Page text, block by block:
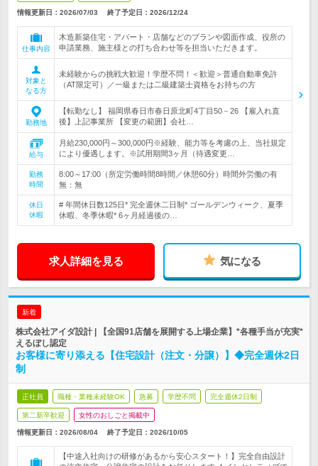
情報更新日：2026/07/03 終了予定日： 2026/12/24
仕事内容
木造新築住宅・アパート・店舗などのプランや図面作成、役所の
申請業務、施主様との打ち合わせ等を担当いただきます。
対象と
なる方
未経験からの挑戦大歓迎！学歴不問！＜歓迎＞普通自動車免許
（AT限定可）／一級または二級建築士資格をお持ちの方
勤務地
【転勤なし】 福岡県春日市春日原北町4丁目50－26 【雇入れ直
後】上記事業所 【変更の範囲】会社…
給与
月給230,000円～300,000円※経験、能力等を考慮の上、当社規定
により優遇します。※試用期間3ヶ月（待遇変更…
勤務
時間
8:00～17:00（所定労働時間8時間／休憩60分）時間外労働の有
無：無
休日
休暇
# 年間休日数125日* 完全週休二日制* ゴールデンウィーク、夏季
休暇、冬季休暇* 6ヶ月経過後の…
求人詳細を見る 気になる
新着
株式会社アイダ設計 | 【全国91店舗を展開する上場企業】*各種手当が充実*
えるぼし認定
お客様に寄り添える【住宅設計（注文・分譲）】◆完全週休2日
制
正社員 職種・業種未経験OK 急募 学歴不問 完全週休2日制
第二新卒歓迎 女性のおしごと掲載中
情報更新日：2026/08/04 終了予定日： 2026/10/05
【中途入社向けの研修があるから安心スタート！】完全自由設計